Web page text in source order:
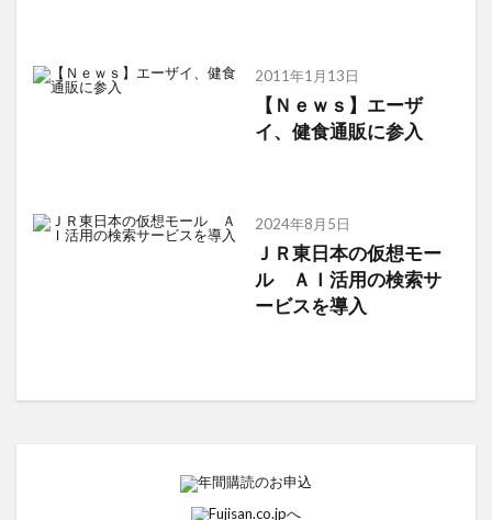
2011年1月13日
【Ｎｅｗｓ】エーザ
イ、健食通販に参入
2024年8月5日
ＪＲ東日本の仮想モー
ル ＡＩ活用の検索サ
ービスを導入